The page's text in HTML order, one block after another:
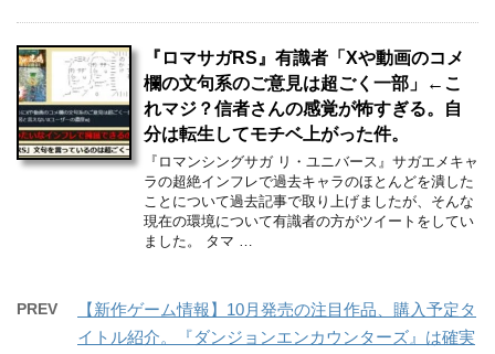
『ロマサガRS』有識者「Xや動画のコメ
欄の文句系のご意見は超ごく一部」←こ
れマジ？信者さんの感覚が怖すぎる。自
分は転生してモチベ上がった件。
『ロマンシングサガ リ・ユニバース』サガエメキャ
ラの超絶インフレで過去キャラのほとんどを潰した
ことについて過去記事で取り上げましたが、そんな
現在の環境について有識者の方がツイートをしてい
ました。 タマ …
PREV
【新作ゲーム情報】10月発売の注目作品、購入予定タ
イトル紹介。『ダンジョンエンカウンターズ』は確実